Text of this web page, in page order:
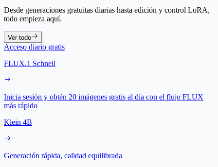
Desde generaciones gratuitas diarias hasta edición y control LoRA,
todo empieza aquí.
Ver todo
Acceso diario gratis
FLUX.1 Schnell
Inicia sesión y obtén 20 imágenes gratis al día con el flujo FLUX
más rápido
Klein 4B
Generación rápida, calidad equilibrada